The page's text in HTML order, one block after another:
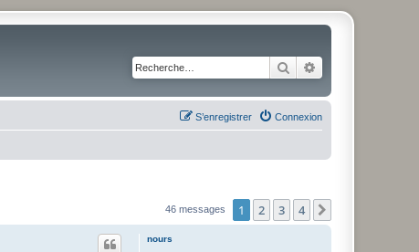
Rechercher
Connexion
S’enregistrer
46 messages 1 2 3 4
nours